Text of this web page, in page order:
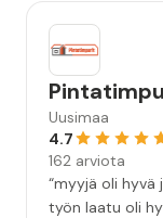
Uusimaa
4.7
162 arviota
“myyjä oli hyvä
työn laatu oli hyvä. moitteina: